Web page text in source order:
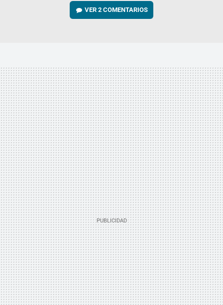
VER2 COMENTARIOS